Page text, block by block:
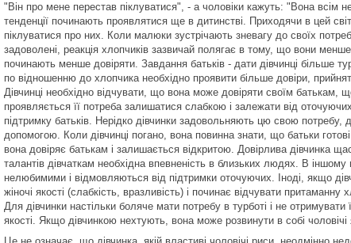
"Він про мене перестав піклуватися", - а чоловіки кажуть: "Вона всім
тенденції починають проявлятися ще в дитинстві. Приходячи в цей
піклуватися про них. Коли малюки зустрічають зневагу до своїх
задоволені, реакція хлопчиків зазвичай полягає в тому, що вони
починають менше довіряти. Завдання батьків - дати дівчинці більше
по відношенню до хлопчика необхідно проявити більше довіри,
Дівчинці необхідно відчувати, що вона може довіряти своїм батькам,
проявляється її потреба залишатися слабкою і залежати від
підтримку батьків. Нерідко дівчинки задовольняють цю свою
допомогою. Коли дівчинці погано, вона повинна знати, що батьки
вона довіряє батькам і залишається відкритою. Довірлива дівчинка
талантів дівчаткам необхідна впевненість в близьких людях. В
нелюбимими і відмовляються від підтримки оточуючих. Іноді, якщо
жіночі якості (слабкість, вразливість) і починає відчувати
Для дівчинки настільки боляче мати потребу в турботі і не
якості. Якщо дівчинкою нехтують, вона може розвинути в собі